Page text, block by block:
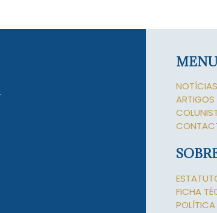
MENU
NOTÍCIAS
ARTIGOS
FICHA
POLÍTICA